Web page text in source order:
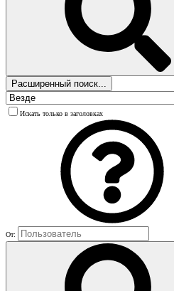
Расширенный поиск...
Искать только в заголовках
От: